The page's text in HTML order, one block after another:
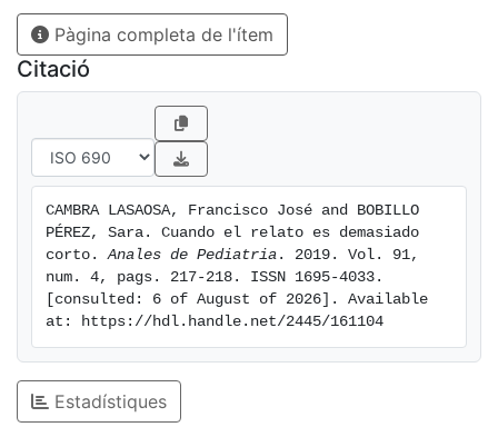
Pàgina completa de l'ítem
Citació
CAMBRA LASAOSA, Francisco José and BOBILLO
PÉREZ, Sara. Cuando el relato es demasiado
corto. Anales de Pediatria . 2019. Vol. 91,
num. 4, pags. 217-218. ISSN 1695-4033.
[consulted: 6 of August of 2026]. Available
at: https://hdl.handle.net/2445/161104
Estadístiques